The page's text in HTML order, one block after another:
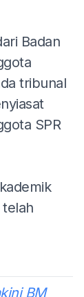
Badan
tribunal
SPR
BM